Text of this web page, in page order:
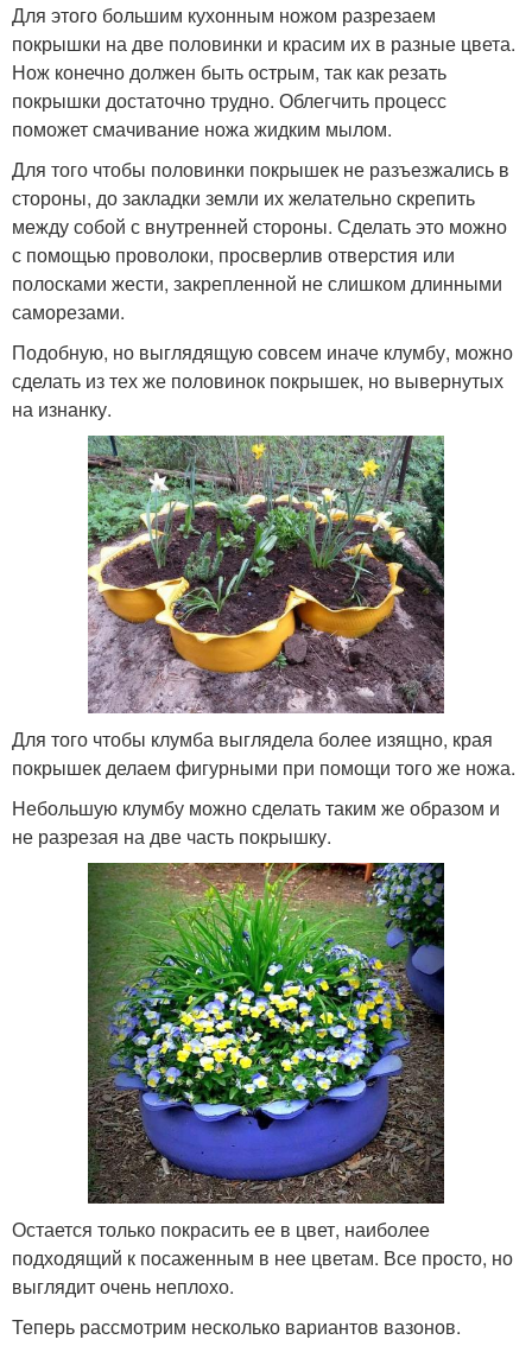
Для этого большим кухонным ножом разрезаем
покрышки на две половинки и красим их в разные цвета.
Нож конечно должен быть острым, так как резать
покрышки достаточно трудно. Облегчить процесс
поможет смачивание ножа жидким мылом.
Для того чтобы половинки покрышек не разъезжались в
стороны, до закладки земли их желательно скрепить
между собой с внутренней стороны. Сделать это можно
с помощью проволоки, просверлив отверстия или
полосками жести, закрепленной не слишком длинными
саморезами.
Подобную, но выглядящую совсем иначе клумбу, можно
сделать из тех же половинок покрышек, но вывернутых
на изнанку.
Для того чтобы клумба выглядела более изящно, края
покрышек делаем фигурными при помощи того же ножа.
Небольшую клумбу можно сделать таким же образом и
не разрезая на две часть покрышку.
Остается только покрасить ее в цвет, наиболее
подходящий к посаженным в нее цветам. Все просто, но
выглядит очень неплохо.
Теперь рассмотрим несколько вариантов вазонов.